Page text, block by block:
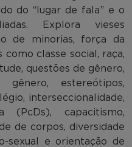
do “lugar de fala” e o
Explora vieses
de minorias, força da
classe social, raça,
questões de gênero,
gênero, estereótipos,
interseccionalidade,
(PcDs), capacitismo,
de corpos, diversidade
sexual e orientação de